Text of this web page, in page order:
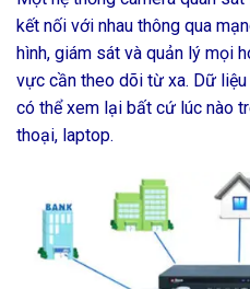
kết nối với nhau thông qua
hình, giám sát và quản lý mọi
vực cần theo dõi từ xa. Dữ
có thể xem lại bất cứ lúc nào
thoại, laptop.